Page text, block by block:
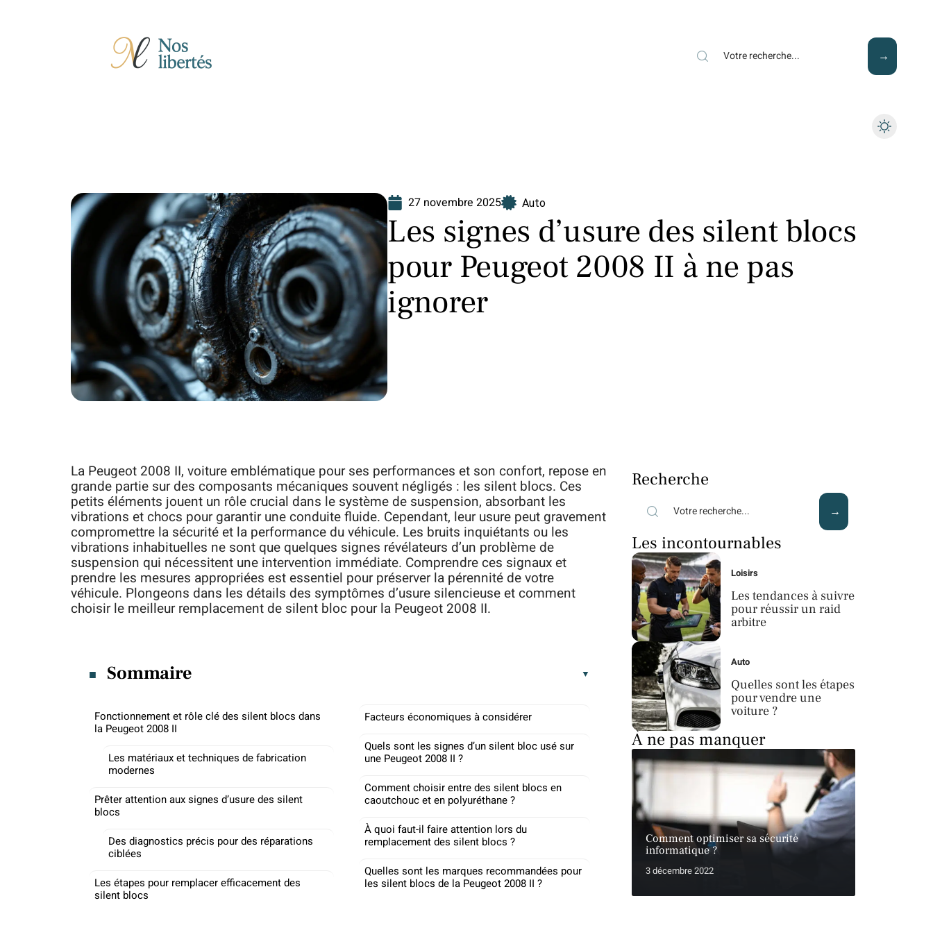
27 novembre 2025 Auto
Les signes d’usure des silent blocs
pour Peugeot 2008 II à ne pas
ignorer
La Peugeot 2008 II, voiture emblématique pour ses performances et son confort, repose en
grande partie sur des composants mécaniques souvent négligés : les silent blocs. Ces
petits éléments jouent un rôle crucial dans le système de suspension, absorbant les
vibrations et chocs pour garantir une conduite fluide. Cependant, leur usure peut gravement
compromettre la sécurité et la performance du véhicule. Les bruits inquiétants ou les
vibrations inhabituelles ne sont que quelques signes révélateurs d’un problème de
suspension qui nécessitent une intervention immédiate. Comprendre ces signaux et
prendre les mesures appropriées est essentiel pour préserver la pérennité de votre
véhicule. Plongeons dans les détails des symptômes d’usure silencieuse et comment
choisir le meilleur remplacement de silent bloc pour la Peugeot 2008 II.
Sommaire
Fonctionnement et rôle clé des silent blocs dans
la Peugeot 2008 II
Les matériaux et techniques de fabrication
modernes
Prêter attention aux signes d’usure des silent
blocs
Des diagnostics précis pour des réparations
ciblées
Les étapes pour remplacer efficacement des
silent blocs
Facteurs économiques à considérer
Quels sont les signes d’un silent bloc usé sur
une Peugeot 2008 II ?
Comment choisir entre des silent blocs en
caoutchouc et en polyuréthane ?
À quoi faut-il faire attention lors du
remplacement des silent blocs ?
Quelles sont les marques recommandées pour
les silent blocs de la Peugeot 2008 II ?
Recherche
Les incontournables
Loisirs
Les tendances à suivre
pour réussir un raid
arbitre
Auto
Quelles sont les étapes
pour vendre une
voiture ?
À ne pas manquer
Comment optimiser sa sécurité
informatique ?
3 décembre 2022